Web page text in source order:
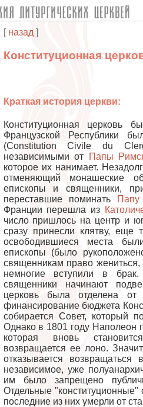
[ назад ]
Конституционная
Краткая история церкви:
Конституционная
Французской Республики
(Constitution Civile du
независимыми от
Папы
которое их нанимает.
отменяющий монашеские
епископы и священники,
переставшие поминать
Папу
Франции перешла из
число пришлось на центр и
сразу принесли клятву, еще
освободившиеся места
епископы (было
священникам право жениться,
немногие вступили в
священники начинают
церковь была отделена от
финансирование бюджета
собирается Совет, который
Однако в 1801 году Наполеон
которая вновь
возвращается ее лоно.
отказывается
независимое, уже
им было запрещено
Отдельные
последние из них умерли от